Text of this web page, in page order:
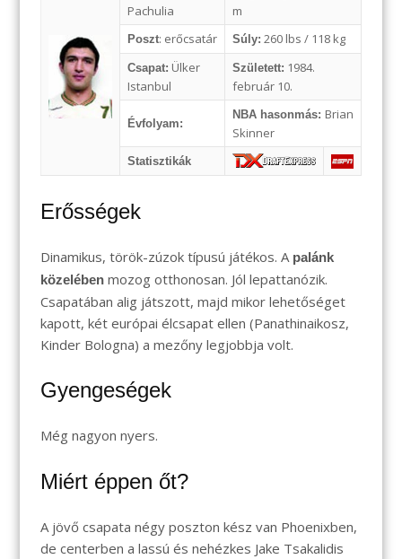
Pachulia
m
Poszt: erőcsatár Súly: 260 lbs / 118 kg
Csapat: Ülker
Istanbul
Született: 1984.
február 10.
Évfolyam:
NBA hasonmás: Brian
Skinner
Statisztikák
Erősségek
Dinamikus, török-zúzok típusú játékos. A palánk
közelébenmozog otthonosan. Jól lepattanózik.
Csapatában alig játszott, majd mikor lehetőséget
kapott, két európai élcsapat ellen (Panathinaikosz,
Kinder Bologna) a mezőny legjobbja volt.
Gyengeségek
Még nagyon nyers.
Miért éppen őt?
A jövő csapata négy poszton kész van Phoenixben,
de centerben a lassú és nehézkes Jake Tsakalidis